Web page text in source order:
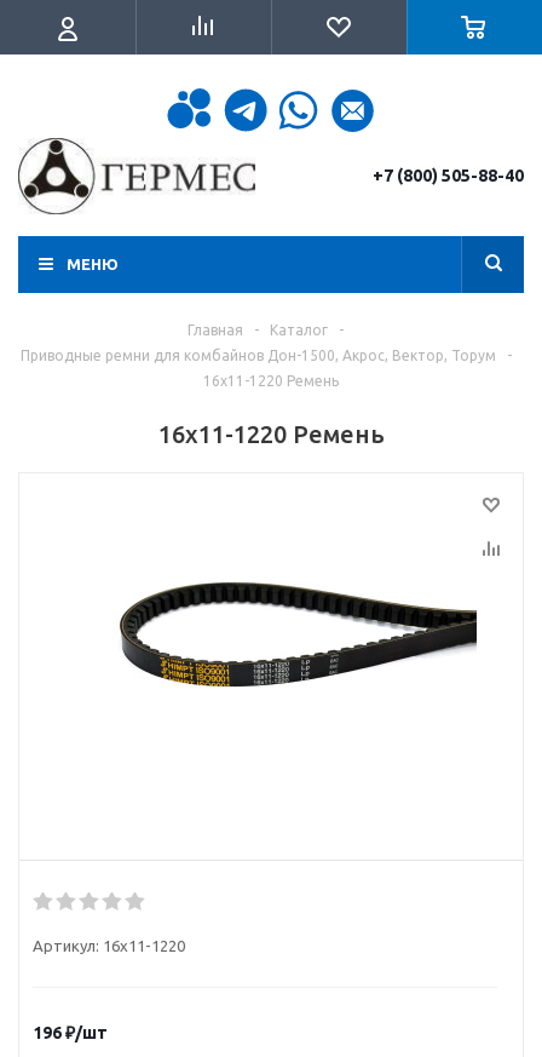
+7 (800) 505-88-40
МЕНЮ
Главная - Каталог
-
Приводные ремни для комбайнов Дон-1500, Акрос, Вектор, Торум
-
16х11-1220 Ремень
16х11-1220 Ремень
Артикул: 16х11-1220
196₽/шт